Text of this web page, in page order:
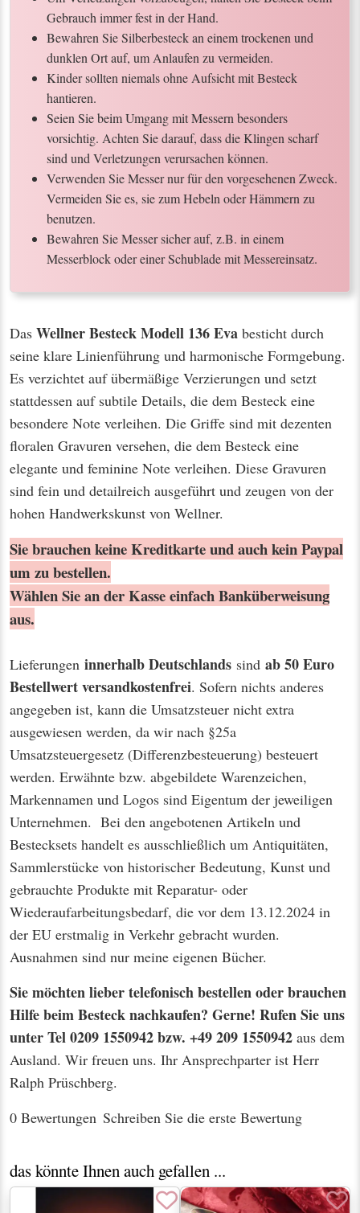
Gebrauch immer fest in der Hand.
Bewahren Sie Silberbesteck an einem trockenen und
dunklen Ort auf, um Anlaufen zu vermeiden.
Kinder sollten niemals ohne Aufsicht mit Besteck
hantieren.
Seien Sie beim Umgang mit Messern besonders
vorsichtig. Achten Sie darauf, dass die Klingen scharf
sind und Verletzungen verursachen können.
Verwenden Sie Messer nur für den vorgesehenen Zweck.
Vermeiden Sie es, sie zum Hebeln oder Hämmern zu
benutzen.
Bewahren Sie Messer sicher auf, z.B. in einem
Messerblock oder einer Schublade mit Messereinsatz.
Das Wellner Besteck Modell 136 Eva besticht durch
seine klare Linienführung und harmonische Formgebung.
Es verzichtet auf übermäßige Verzierungen und setzt
stattdessen auf subtile Details, die dem Besteck eine
besondere Note verleihen. Die Griffe sind mit dezenten
floralen Gravuren versehen, die dem Besteck eine
elegante und feminine Note verleihen. Diese Gravuren
sind fein und detailreich ausgeführt und zeugen von der
hohen Handwerkskunst von Wellner.
Sie brauchen keine Kreditkarte und auch kein Paypal
um zu bestellen.
Wählen Sie an der Kasse einfach Banküberweisung
aus.
Lieferungen innerhalb Deutschlands sind ab 50 Euro
Bestellwertversandkostenfrei. Sofern nichts anderes
angegeben ist, kann die Umsatzsteuer nicht extra
ausgewiesen werden, da wir nach §25a
Umsatzsteuergesetz (Differenzbesteuerung) besteuert
werden. Erwähnte bzw. abgebildete Warenzeichen,
Markennamen und Logos sind Eigentum der jeweiligen
Unternehmen. Bei den angebotenen Artikeln und
Bestecksets handelt es ausschließlich um Antiquitäten,
Sammlerstücke von historischer Bedeutung, Kunst und
gebrauchte Produkte mit Reparatur- oder
Wiederaufarbeitungsbedarf, die vor dem 13.12.2024 in
der EU erstmalig in Verkehr gebracht wurden.
Ausnahmen sind nur meine eigenen Bücher.
Sie möchten lieber telefonisch bestellen oder brauchen
Hilfe beim Besteck nachkaufen? Gerne! Rufen Sie uns
unter Tel 0209 1550942 bzw. +49 209 1550942 aus dem
Ausland. Wir freuen uns. Ihr Ansprechparter ist Herr
Ralph Prüschberg.
0 Bewertungen Schreiben Sie die erste Bewertung
das könnte Ihnen auch gefallen ...